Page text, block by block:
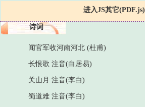
进入JS其它(PDF.js)
诗词
闻官军收河南河北 (杜甫)
长恨歌 注音(白居易)
关山月 注音(李白)
蜀道难 注音(李白)